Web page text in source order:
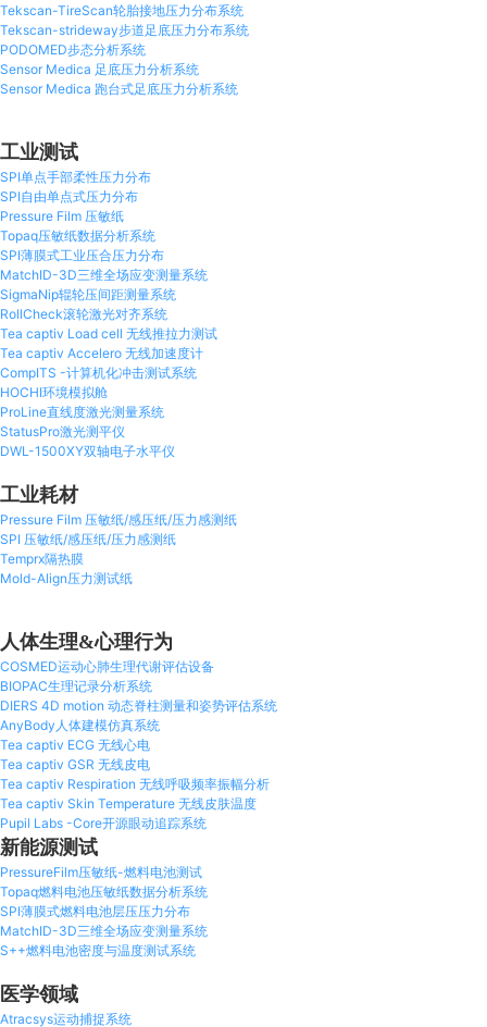
Tekscan-TireScan轮胎接地压力分布系统
Tekscan-strideway步道足底压力分布系统
PODOMED步态分析系统
Sensor Medica 足底压力分析系统
Sensor Medica 跑台式足底压力分析系统
工业测试
SPI单点手部柔性压力分布
SPI自由单点式压力分布
Pressure Film 压敏纸
Topaq压敏纸数据分析系统
SPI薄膜式工业压合压力分布
MatchID-3D三维全场应变测量系统
SigmaNip辊轮压间距测量系统
RollCheck滚轮激光对齐系统
Tea captiv Load cell 无线推拉力测试
Tea captiv Accelero 无线加速度计
CompITS -计算机化冲击测试系统
HOCHI环境模拟舱
ProLine直线度激光测量系统
StatusPro激光测平仪
DWL-1500XY双轴电子水平仪
工业耗材
Pressure Film 压敏纸/感压纸/压力感测纸
SPI 压敏纸/感压纸/压力感测纸
Temprx隔热膜
Mold-Align压力测试纸
人体生理&心理行为
COSMED运动心肺生理代谢评估设备
BIOPAC生理记录分析系统
DIERS 4D motion 动态脊柱测量和姿势评估系统
AnyBody人体建模仿真系统
Tea captiv ECG 无线心电
Tea captiv GSR 无线皮电
Tea captiv Respiration 无线呼吸频率振幅分析
Tea captiv Skin Temperature 无线皮肤温度
Pupil Labs -Core开源眼动追踪系统
新能源测试
PressureFilm压敏纸-燃料电池测试
Topaq燃料电池压敏纸数据分析系统
SPI薄膜式燃料电池层压压力分布
MatchID-3D三维全场应变测量系统
S++燃料电池密度与温度测试系统
医学领域
Atracsys运动捕捉系统